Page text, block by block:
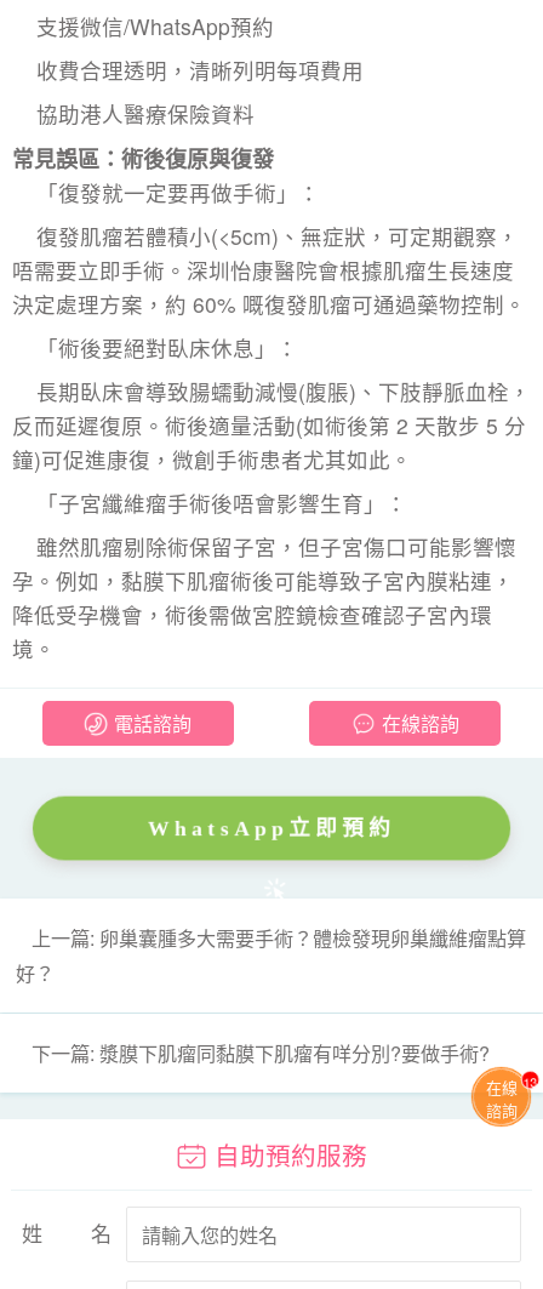
支援微信/WhatsApp預約
收費合理透明，清晰列明每項費用
協助港人醫療保險資料
常見誤區：術後復原與復發
「復發就一定要再做手術」：​
復發肌瘤若體積小(<5cm)、無症狀，可定期觀察，
唔需要立即手術。深圳怡康醫院會根據肌瘤生長速度
決定處理方案，約 60% 嘅復發肌瘤可通過藥物控制。​
「術後要絕對臥床休息」：​
長期臥床會導致腸蠕動減慢(腹脹)、下肢靜脈血栓，
反而延遲復原。術後適量活動(如術後第 2 天散步 5 分
鐘)可促進康復，微創手術患者尤其如此。​
「子宮纖維瘤手術後唔會影響生育」：​
雖然肌瘤剔除術保留子宮，但子宮傷口可能影響懷
孕。例如，黏膜下肌瘤術後可能導致子宮內膜粘連，
降低受孕機會，術後需做宮腔鏡檢查確認子宮內環
境。
電話諮詢 在線諮詢
WhatsApp立即預約
上一篇: 卵巢囊腫多大需要手術？體檢發現卵巢纖維瘤點算
好？
下一篇: 漿膜下肌瘤同黏膜下肌瘤有咩分別?要做手術?
自助預約服務
姓名
在線
諮詢
13